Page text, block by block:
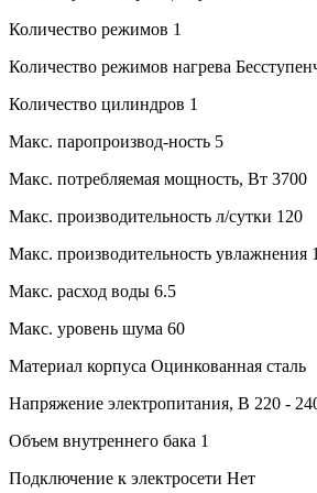
Количество режимов 1
Количество режимов нагрева
Количество цилиндров 1
Макс. паропроизвод-ность 5
Макс. потребляемая мощность, Вт 3700
Макс. производительность л/сутки 120
Макс. производительность увлажнения
Макс. расход воды 6.5
Макс. уровень шума 60
Материал корпуса Оцинкованная сталь
Напряжение электропитания, В 220 -
Объем внутреннего бака 1
Подключение к электросети Нет